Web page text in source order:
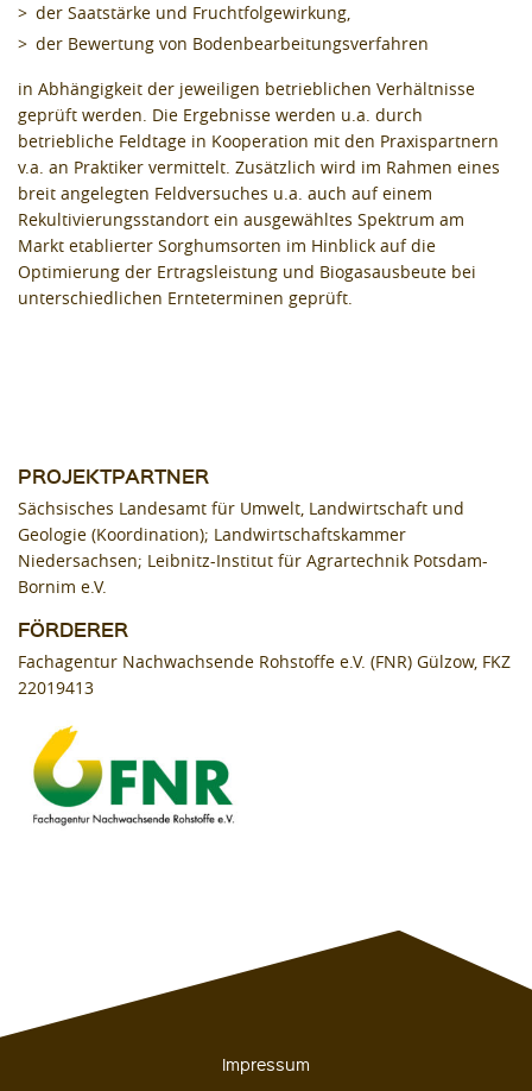
der Saatstärke und Fruchtfolgewirkung,
der Bewertung von Bodenbearbeitungsverfahren
in Abhängigkeit der jeweiligen betrieblichen Verhältnisse
geprüft werden. Die Ergebnisse werden u.a. durch
betriebliche Feldtage in Kooperation mit den Praxispartnern
v.a. an Praktiker vermittelt. Zusätzlich wird im Rahmen eines
breit angelegten Feldversuches u.a. auch auf einem
Rekultivierungsstandort ein ausgewähltes Spektrum am
Markt etablierter Sorghumsorten im Hinblick auf die
Optimierung der Ertragsleistung und Biogasausbeute bei
unterschiedlichen Ernteterminen geprüft.
PROJEKTPARTNER
Sächsisches Landesamt für Umwelt, Landwirtschaft und
Geologie (Koordination); Landwirtschaftskammer
Niedersachsen; Leibnitz-Institut für Agrartechnik Potsdam-
Bornim e.V.
FÖRDERER
Fachagentur Nachwachsende Rohstoffe e.V. (FNR) Gülzow, FKZ
22019413
Impressum